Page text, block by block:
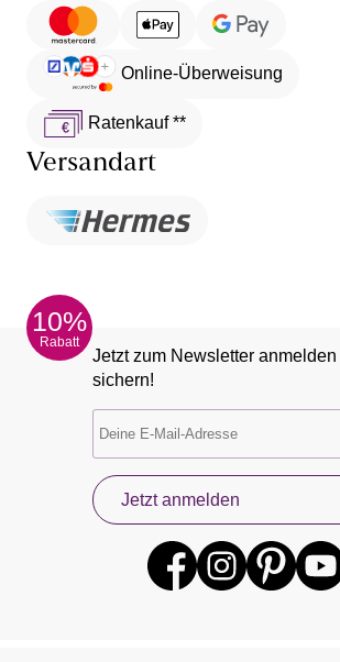
Online-Überweisung
Ratenkauf **
Versandart
10%
Rabatt
Jetzt zum Newsletter
sichern!
Jetzt anmelden